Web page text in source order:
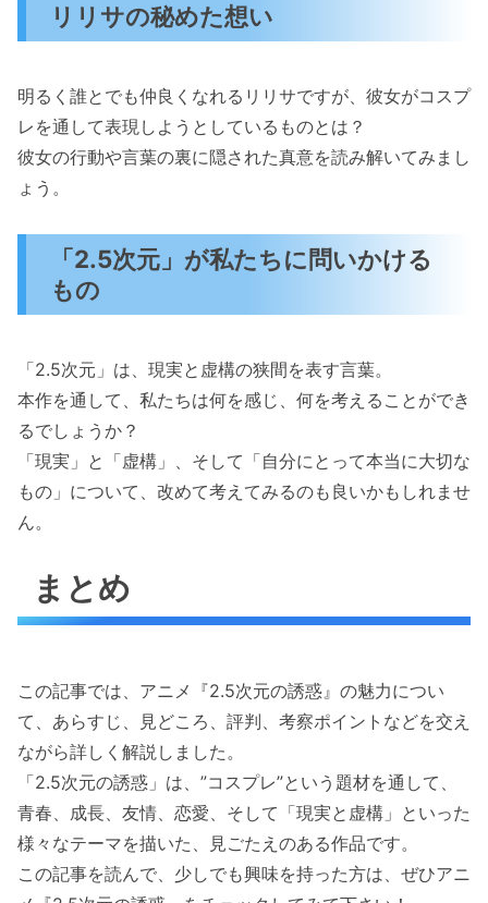
リリサの秘めた想い
明るく誰とでも仲良くなれるリリサですが、彼女がコスプ
レを通して表現しようとしているものとは？
彼女の行動や言葉の裏に隠された真意を読み解いてみまし
ょう。
「2.5次元」が私たちに問いかける
もの
「2.5次元」は、現実と虚構の狭間を表す言葉。
本作を通して、私たちは何を感じ、何を考えることができ
るでしょうか？
「現実」と「虚構」、そして「自分にとって本当に大切な
もの」について、改めて考えてみるのも良いかもしれませ
ん。
まとめ
この記事では、アニメ『2.5次元の誘惑』の魅力につい
て、あらすじ、見どころ、評判、考察ポイントなどを交え
ながら詳しく解説しました。
「2.5次元の誘惑」は、”コスプレ”という題材を通して、
青春、成長、友情、恋愛、そして「現実と虚構」といった
様々なテーマを描いた、見ごたえのある作品です。
この記事を読んで、少しでも興味を持った方は、ぜひアニ